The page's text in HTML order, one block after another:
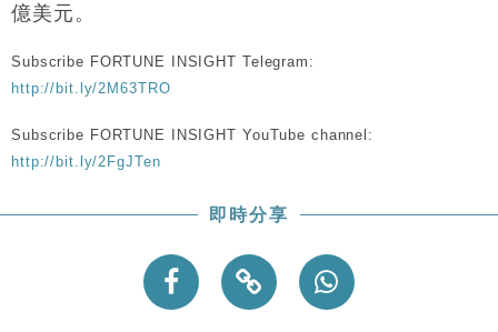
億美元。
Subscribe FORTUNE INSIGHT Telegram:
http://bit.ly/2M63TRO
Subscribe FORTUNE INSIGHT YouTube channel:
http://bit.ly/2FgJTen
即時分享